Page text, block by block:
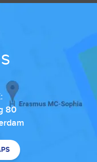
80